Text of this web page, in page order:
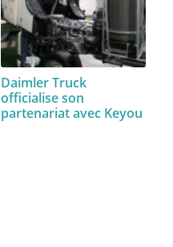
Daimler Truck
officialise son
partenariat avec Keyou